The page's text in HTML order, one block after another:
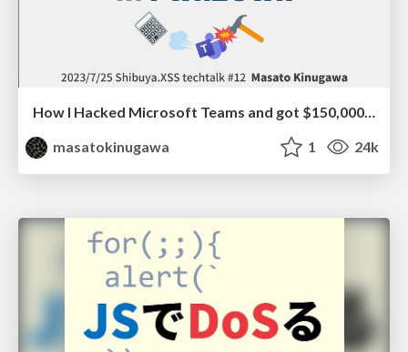
How I Hacked Microsoft Teams and got $150,000 in Pwn2Own
masatokinugawa
1 24k